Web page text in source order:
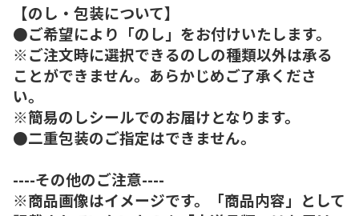
【のし・包装について】
●ご希望により「のし」をお付けいたします。
※ご注文時に選択できるのしの種類以外は承る
ことができません。あらかじめご了承くださ
い。
※簡易のしシールでのお届けとなります。
●二重包装のご指定はできません。
----その他のご注意----
※商品画像はイメージです。「商品内容」として